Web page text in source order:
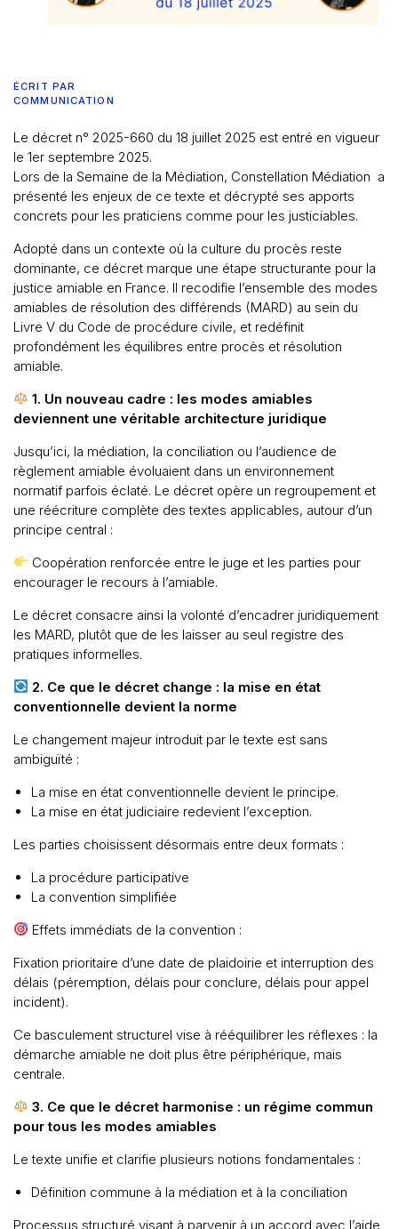
ÉCRIT PAR
COMMUNICATION
Le décret n° 2025-660 du 18 juillet 2025 est entré en vigueur
le 1er septembre 2025.
Lors de la Semaine de la Médiation, Constellation Médiation a
présenté les enjeux de ce texte et décrypté ses apports
concrets pour les praticiens comme pour les justiciables.
Adopté dans un contexte où la culture du procès reste
dominante, ce décret marque une étape structurante pour la
justice amiable en France. Il recodifie l’ensemble des modes
amiables de résolution des différends (MARD) au sein du
Livre V du Code de procédure civile, et redéfinit
profondément les équilibres entre procès et résolution
amiable.
1. Un nouveau cadre : les modes amiables
deviennent une véritable architecture juridique
Jusqu’ici, la médiation, la conciliation ou l’audience de
règlement amiable évoluaient dans un environnement
normatif parfois éclaté. Le décret opère un regroupement et
une réécriture complète des textes applicables, autour d’un
principe central :
Coopération renforcée entre le juge et les parties pour
encourager le recours à l’amiable.
Le décret consacre ainsi la volonté d’encadrer juridiquement
les MARD, plutôt que de les laisser au seul registre des
pratiques informelles.
2. Ce que le décret change : la mise en état
conventionnelle devient la norme
Le changement majeur introduit par le texte est sans
ambiguïté :
La mise en état conventionnelle devient le principe.
La mise en état judiciaire redevient l’exception.
Les parties choisissent désormais entre deux formats :
La procédure participative
La convention simplifiée
Effets immédiats de la convention :
Fixation prioritaire d’une date de plaidoirie et interruption des
délais (péremption, délais pour conclure, délais pour appel
incident).
Ce basculement structurel vise à rééquilibrer les réflexes : la
démarche amiable ne doit plus être périphérique, mais
centrale.
3. Ce que le décret harmonise : un régime commun
pour tous les modes amiables
Le texte unifie et clarifie plusieurs notions fondamentales :
Définition commune à la médiation et à la conciliation
Processus structuré visant à parvenir à un accord avec l’aide